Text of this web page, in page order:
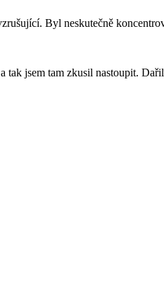
Byl neskutečně
tak jsem tam zkusil nastoupit.